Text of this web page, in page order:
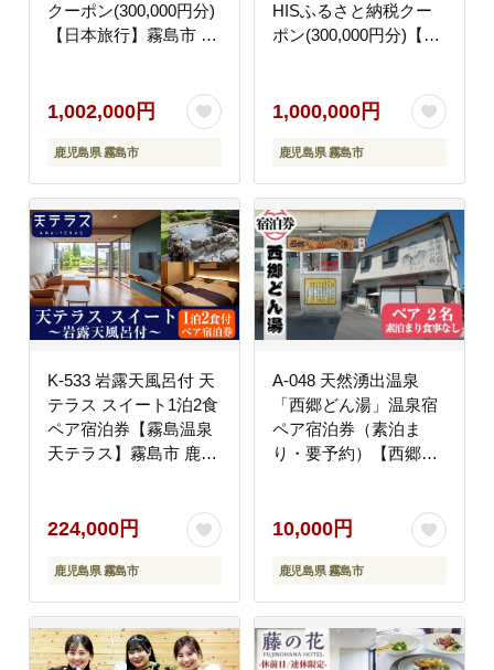
クーポン(300,000円分)
【日本旅行】霧島市 チ
交通費 体験 宿泊 夏休
み 冬休み 家族旅行 一
人旅 トラベルクーポン
霧島
1,002,000円
鹿児島県 霧島市
HISふるさと納税クー
ポン(300,000円分)【エ
トラベル 旅 チケット
電子クーポン 旅行券
1,000,000円
鹿児島県 霧島市
K-533 岩露天風呂付 天
テラス スイート1泊2食
ペア宿泊券【霧島温泉
天テラス】霧島市 鹿児
224,000円
鹿児島県 霧島市
A-048 天然湧出温泉
「西郷どん湯」温泉宿
ペア宿泊券（素泊ま
り・要予約）【西郷ど
10,000円
鹿児島県 霧島市